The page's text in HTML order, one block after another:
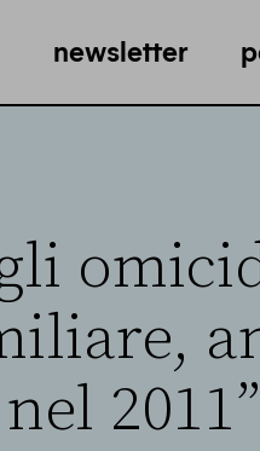
newsletter
gli